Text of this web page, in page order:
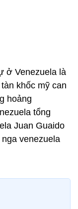
ở Venezuela là
khốc mỹ can
hoảng
tổng
Juan Guaido
venezuela